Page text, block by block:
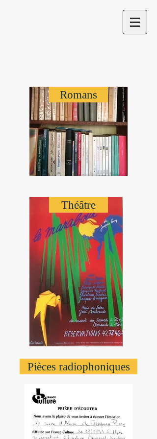
Romans
Théâtre
Pièces radiophoniques